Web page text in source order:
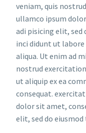
veniam, quis
ullamco ipsum
adi pisicing elit,
inci didunt ut
aliqua. Ut enim ad
nostrud
ut aliquip ex ea
consequat.
dolor sit amet,
elit, sed do eiusmod